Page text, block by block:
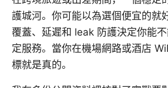
護城河。你可能以為選個便宜的就
覆蓋、延遲和 leak 防護決定你能
定服務。當你在機場網路或酒店
標就是真的。